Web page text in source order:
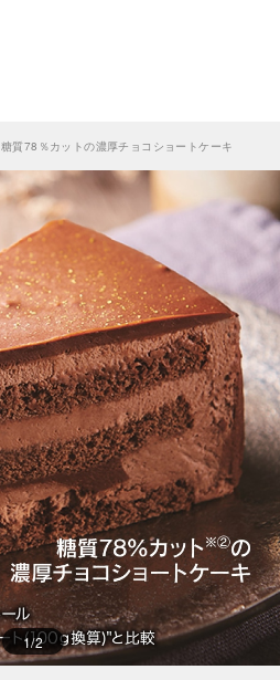
糖質78％カットの濃厚チョコショートケーキ
1/2